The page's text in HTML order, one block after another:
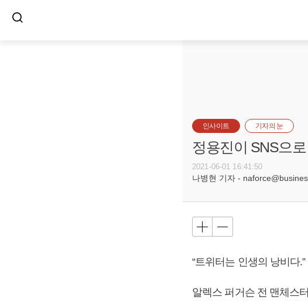
인사이트 기자의 눈
정용진이 SNS으
2021-06-01 16:41:50
나병현 기자 -
“트위터는 인생의 낭비다.”
알렉스 퍼거슨 전 맨체스